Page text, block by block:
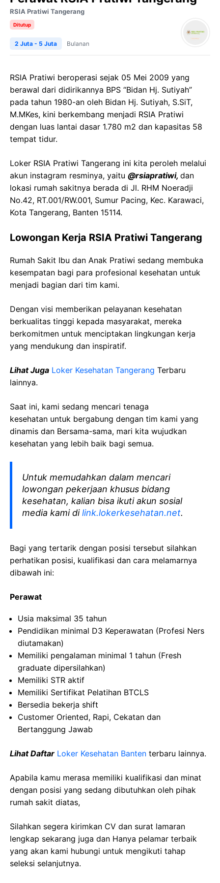
RSIA Pratiwi Tangerang
Ditutup
2 Juta - 5 Juta Bulanan
RSIA Pratiwi beroperasi sejak 05 Mei 2009 yang
berawal dari didirikannya BPS “Bidan Hj. Sutiyah”
pada tahun 1980-an oleh Bidan Hj. Sutiyah, S.SiT,
M.MKes, kini berkembang menjadi RSIA Pratiwi
dengan luas lantai dasar 1.780 m2 dan kapasitas 58
tempat tidur.
Loker RSIA Pratiwi Tangerang ini kita peroleh melalui
akun instagram resminya, yaitu @rsiapratiwi, dan
lokasi rumah sakitnya berada di Jl. RHM Noeradji
No.42, RT.001/RW.001, Sumur Pacing, Kec. Karawaci,
Kota Tangerang, Banten 15114.
Lowongan Kerja RSIA Pratiwi Tangerang
Rumah Sakit Ibu dan Anak Pratiwi sedang membuka
kesempatan bagi para profesional kesehatan untuk
menjadi bagian dari tim kami.
Dengan visi memberikan pelayanan kesehatan
berkualitas tinggi kepada masyarakat, mereka
berkomitmen untuk menciptakan lingkungan kerja
yang mendukung dan inspiratif.
Lihat Juga Loker Kesehatan Tangerang Terbaru
lainnya.
Saat ini, kami sedang mencari tenaga
kesehatan untuk bergabung dengan tim kami yang
dinamis dan Bersama-sama, mari kita wujudkan
kesehatan yang lebih baik bagi semua.
Untuk memudahkan dalam mencari
lowongan pekerjaan khusus bidang
kesehatan, kalian bisa ikuti akun sosial
media kami dilink.lokerkesehatan.net.
Bagi yang tertarik dengan posisi tersebut silahkan
perhatikan posisi, kualifikasi dan cara melamarnya
dibawah ini:
Perawat
Usia maksimal 35 tahun
Pendidikan minimal D3 Keperawatan (Profesi Ners
diutamakan)
Memiliki pengalaman minimal 1 tahun (Fresh
graduate dipersilahkan)
Memiliki STR aktif
Memiliki Sertifikat Pelatihan BTCLS
Bersedia bekerja shift
Customer Oriented, Rapi, Cekatan dan
Bertanggung Jawab
Lihat Daftar Loker Kesehatan Banten terbaru lainnya.
Apabila kamu merasa memiliki kualifikasi dan minat
dengan posisi yang sedang dibutuhkan oleh pihak
rumah sakit diatas,
Silahkan segera kirimkan CV dan surat lamaran
lengkap sekarang juga dan Hanya pelamar terbaik
yang akan kami hubungi untuk mengikuti tahap
seleksi selanjutnya.